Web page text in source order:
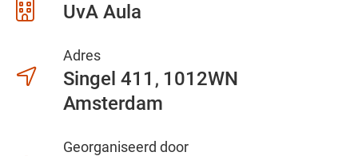
UvA Aula
Adres
Singel 411 1012WN
Amsterdam
Georganiseerd door